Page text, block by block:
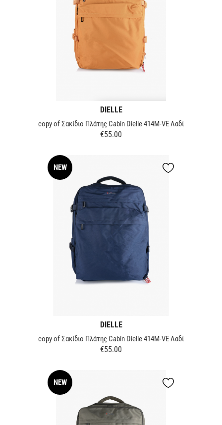
DIELLE
copy of Σακίδιο Πλάτης Cabin Dielle 414M-VE Λαδί
Price
€55.00
NEW
DIELLE
copy of Σακίδιο Πλάτης Cabin Dielle 414M-VE Λαδί
Price
€55.00
NEW